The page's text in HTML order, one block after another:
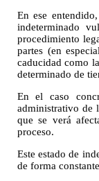
En ese
indeterminado
procedimiento
partes (en
caducidad como
determinado de
En el caso
administrativo de
que se verá
proceso.
Este estado de
de forma